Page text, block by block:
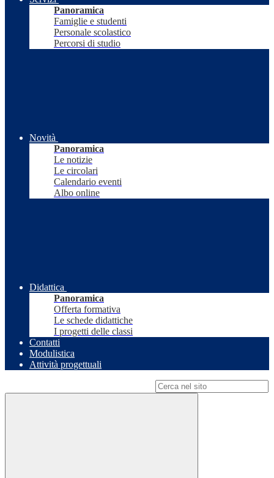
Panoramica
Famiglie e studenti
Personale scolastico
Percorsi di studio
Novità
Panoramica
Le notizie
Le circolari
Calendario eventi
Albo online
Didattica
Panoramica
Offerta formativa
Le schede didattiche
I progetti delle classi
Contatti
Modulistica
Attività progettuali